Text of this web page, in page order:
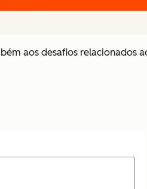
aos desafios relacionados